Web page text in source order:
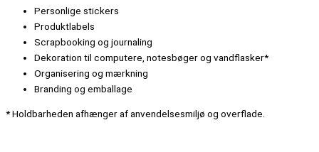
Personlige stickers
Produktlabels
Scrapbooking og journaling
Dekoration til computere, notesbøger og vandflasker*
Organisering og mærkning
Branding og emballage
* Holdbarheden afhænger af anvendelsesmiljø og overflade.